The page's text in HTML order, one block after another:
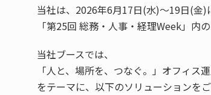
当社は、2026年6月17日(水)～19日(金
「第25回 総務・人事・経理Week」内
当社ブースでは、
「人と、場所を、つなぐ。」オフィス
をテーマに、以下のソリューションをご